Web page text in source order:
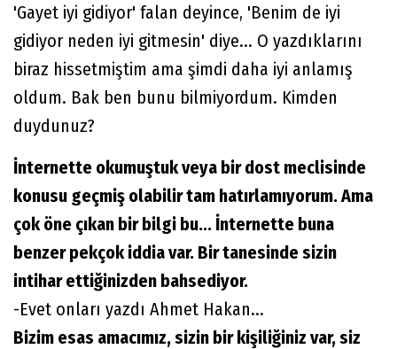
'Gayet iyi gidiyor' falan deyince, 'Benim de iyi
gidiyor neden iyi gitmesin' diye... O yazdıklarını
biraz hissetmiştim ama şimdi daha iyi anlamış
oldum. Bak ben bunu bilmiyordum. Kimden
duydunuz?
İnternette okumuştuk veya bir dost meclisinde
konusu geçmiş olabilir tam hatırlamıyorum. Ama
çok öne çıkan bir bilgi bu... İnternette buna
benzer pekçok iddia var. Bir tanesinde sizin
intihar ettiğinizden bahsediyor.
-Evet onları yazdı Ahmet Hakan...
Bizim esas amacımız, sizin bir kişiliğiniz var, siz